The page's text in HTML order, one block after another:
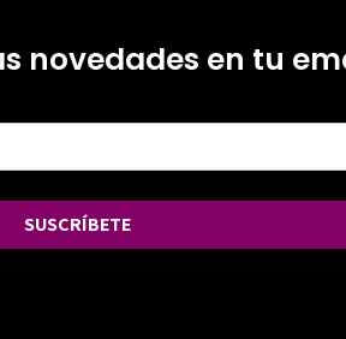
novedades en tu
SUSCRÍBETE